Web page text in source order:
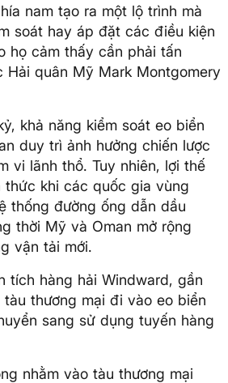
nam tạo ra một lộ trình mà
soát hay áp đặt các điều kiện
họ cảm thấy cần phải tấn
quân Mỹ Mark Montgomery
khả năng kiểm soát eo biển
duy trì ảnh hưởng chiến lược
vi lãnh thổ. Tuy nhiên, lợi thế
thức khi các quốc gia vùng
thống đường ống dẫn dầu
thời Mỹ và Oman mở rộng
vận tải mới.
tích hàng hải Windward, gần
thương mại đi vào eo biển
sang sử dụng tuyến hàng
nhằm vào tàu thương mại